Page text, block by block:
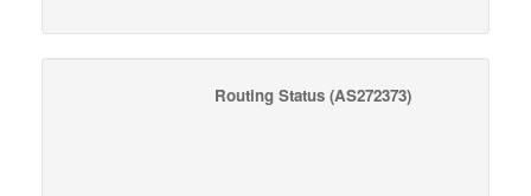
Routing Status(AS272373)